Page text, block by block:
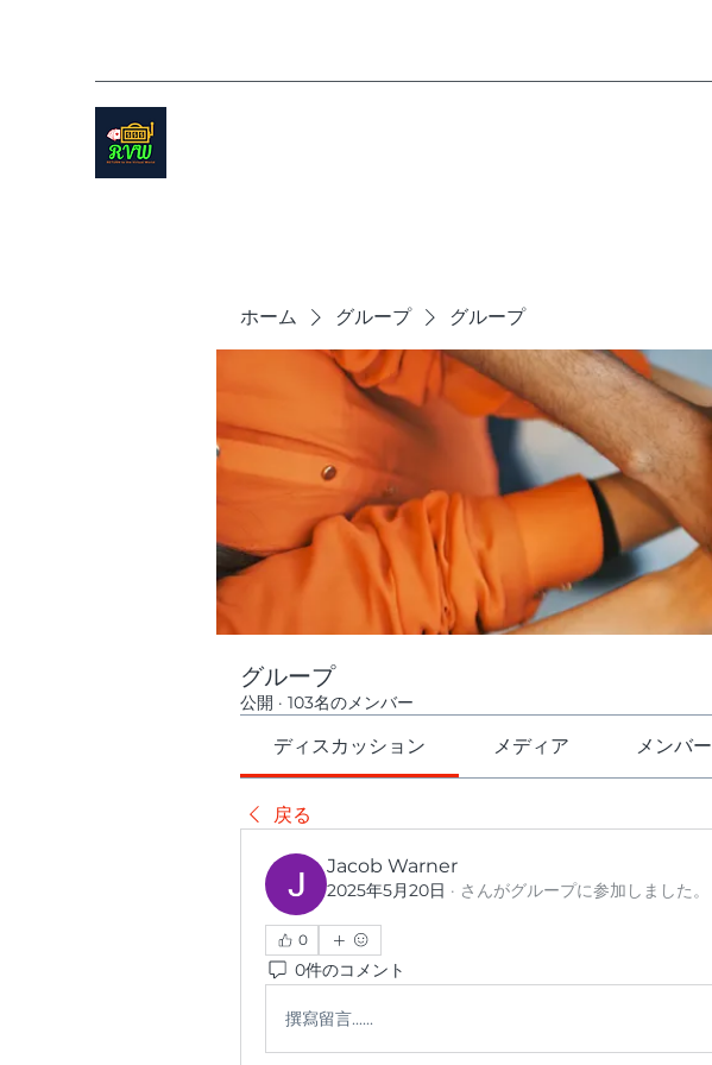
ホーム グループ グループ
グループ
公開 · 103名のメンバー
ディスカッション メディア メンバー
戻る
Jacob Warner
2025年5月20日 · さんがグループに参加しました。
0
0件のコメント
撰寫留言......